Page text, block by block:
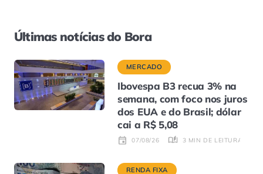
Últimas notícias do Bora
MERCADO
Ibovespa B3 recua 3% na
semana, com foco nos juros
dos EUA e do Brasil; dólar
cai a R$ 5,08
07/08/26 3 MIN DE LEITURA
RENDA FIXA